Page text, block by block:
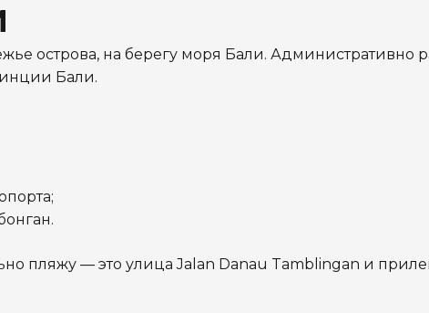
острова, на берегу моря Бали. Административно
Бали.
пляжу — это улица Jalan Danau Tamblingan и